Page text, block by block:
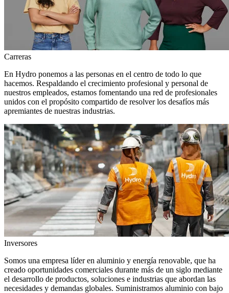
Carreras
En Hydro ponemos a las personas en el centro de todo lo que
hacemos. Respaldando el crecimiento profesional y personal de
nuestros empleados, estamos fomentando una red de profesionales
unidos con el propósito compartido de resolver los desafíos más
apremiantes de nuestras industrias.
Inversores
Somos una empresa líder en aluminio y energía renovable, que ha
creado oportunidades comerciales durante más de un siglo mediante
el desarrollo de productos, soluciones e industrias que abordan las
necesidades y demandas globales. Suministramos aluminio con bajo